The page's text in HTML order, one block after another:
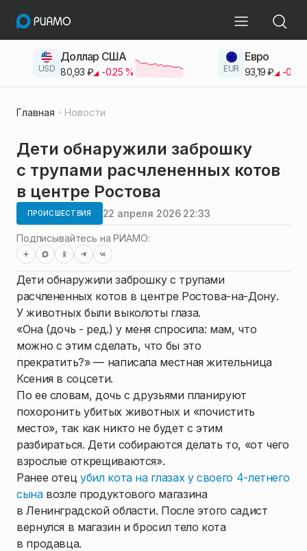
USD
Доллар США
80,93 ₽ -0.25% EUR
Евро
93,19 ₽ -0.42
Главная Новости
Дети обнаружили заброшку
с трупами расчлененных котов
в центре Ростова
ПРОИСШЕСТВИЯ 22 апреля 2026 22:33
Подписывайтесь на РИАМО:
Дети обнаружили заброшку с трупами
расчлененных котов в центре Ростова-на-Дону.
У животных были выколоты глаза.
«Она (дочь - ред.) у меня спросила: мам, что
можно с этим сделать, что бы это
прекратить?» — написала местная жительница
Ксения в соцсети.
По ее словам, дочь с друзьями планируют
похоронить убитых животных и «почистить
место», так как никто не будет с этим
разбираться. Дети собираются делать то, «от чего
взрослые открещиваются».
Ранее отецубил кота на глазах у своего 4-летнего
сынавозле продуктового магазина
в Ленинградской области. После этого садист
вернулся в магазин и бросил тело кота
в продавца.